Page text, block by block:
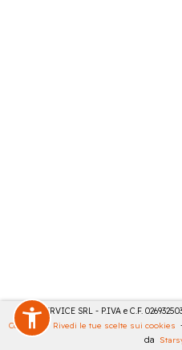
CASA SERVICE SRL - P.IVA e C.F.
Cookies
- Rivedi le tue scelte sui cookies
da